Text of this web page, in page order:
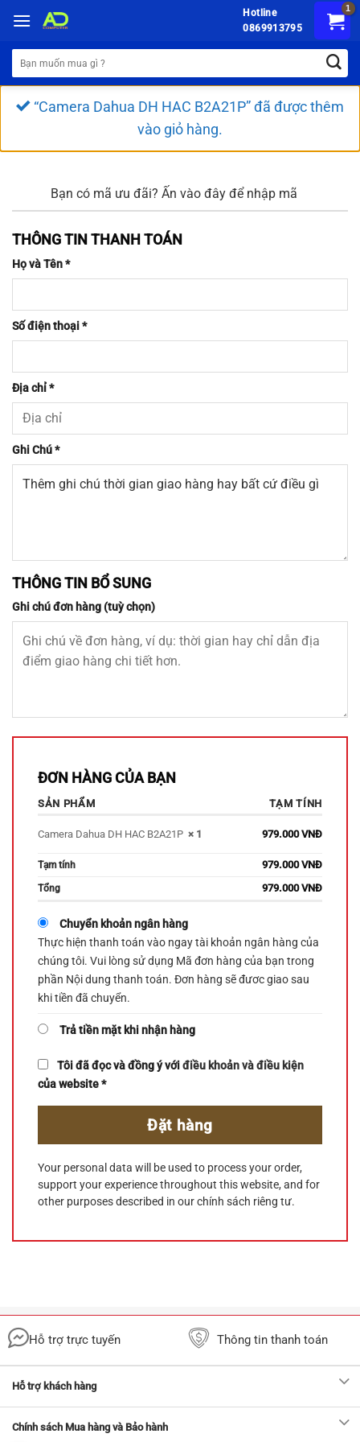
đến
nội
dung
Hotline
0869913795
Tìm
kiếm:
“Camera Dahua DH HAC B2A21P” đã được thêm
vào giỏ hàng.
Bạn có mã ưu đãi? Ấn vào đây để nhập mã
THÔNG TIN THANH TOÁN
Họ và Tên*
Số điện thoại *
Địa chỉ*
Ghi Chú*
THÔNG TIN BỔ SUNG
Ghi chú đơn hàng (tuỳ chọn)
ĐƠN HÀNG CỦA BẠN
SẢN PHẨM TẠM TÍNH
Camera Dahua DH HAC B2A21P × 1 979.000VNĐ
Tạm tính 979.000VNĐ
Tổng 979.000VNĐ
Chuyển khoản ngân hàng
Thực hiện thanh toán vào ngay tài khoản ngân hàng của
chúng tôi. Vui lòng sử dụng Mã đơn hàng của bạn trong
phần Nội dung thanh toán. Đơn hàng sẽ đươc giao sau
khi tiền đã chuyển.
Trả tiền mặt khi nhận hàng
Tôi đã đọc và đồng ý với điều khoản và điều kiện
của website*
Đặt hàng
Your personal data will be used to process your order,
support your experience throughout this website, and for
other purposes described in ourchính sách riêng tư.
Hỗ trợ trực tuyến Thông tin thanh toán
Hỗ trợ khách hàng
Chính sách Mua hàng và Bảo hành